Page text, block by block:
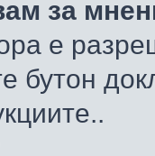
за
е
бутон